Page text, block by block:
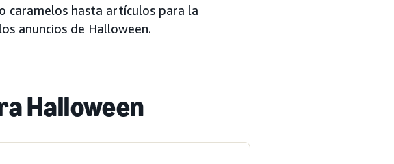
caramelos hasta artículos para la
anuncios de Halloween.
Halloween